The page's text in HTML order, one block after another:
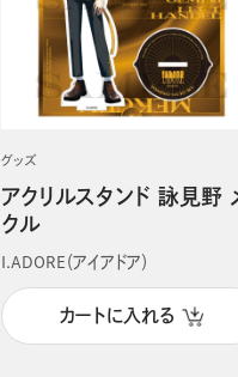
グッズ
アクリルスタンド 詠見野
クル
I.ADORE（アイアドア）
カートに入れる